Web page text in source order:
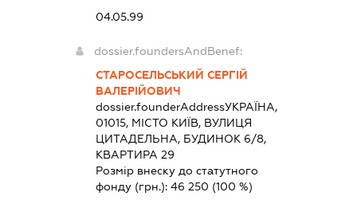
04.05.99
dossier.foundersAndBenef:
СТАРОСЕЛЬСЬКИЙ СЕРГІЙ
ВАЛЕРІЙОВИЧ
dossier.founderAddressУКРАЇНА,
01015, МІСТО КИЇВ, ВУЛИЦЯ
ЦИТАДЕЛЬНА, БУДИНОК 6/8,
КВАРТИРА 29
Розмір внеску до статутного
фонду (грн.):46 250 (100 %)